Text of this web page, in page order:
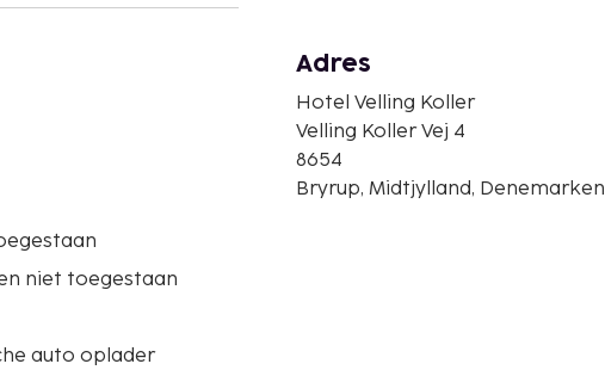
niet toegestaan
auto oplader
Adres
Hotel Velling Koller
Velling Koller Vej 4
8654
Bryrup, Midtjylland, Denemarken